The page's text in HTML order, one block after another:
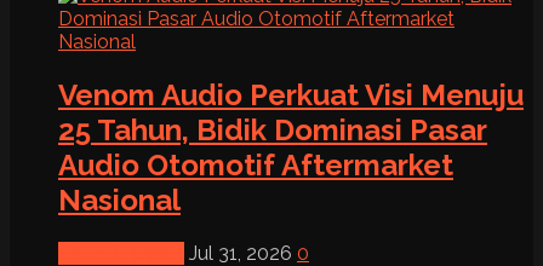
Venom Audio Perkuat Visi Menuju
25 Tahun, Bidik Dominasi Pasar
Audio Otomotif Aftermarket
Nasional
Jul 31, 2026 0